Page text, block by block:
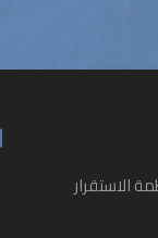
الاستقرار